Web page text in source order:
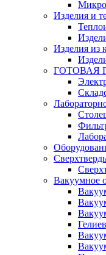
Изделия и
Изделия из
ГОТОВАЯ
Вакуумное